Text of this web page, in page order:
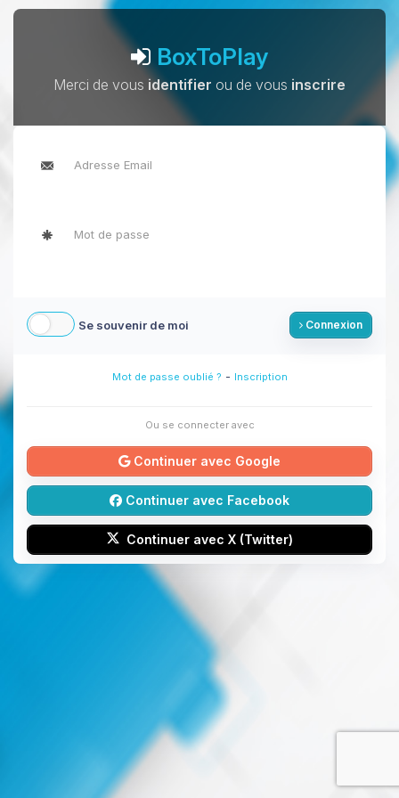
BoxToPlay
Merci de vous identifier ou de vous inscrire
Se souvenir de moi Connexion
Mot de passe oublié ? - Inscription
Ou se connecter avec
Continuer avec Google
Continuer avec Facebook
Continuer avec X (Twitter)